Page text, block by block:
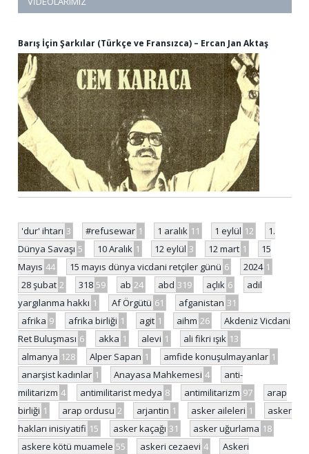
Barış İçin Şarkılar (Türkçe ve Fransızca) – Ercan Jan Aktaş
'dur' ihtarı 3 #refusewar 1 1 aralık 11 1 eylül 12
1.
Dünya Savaşı 5 10 Aralık 1 12 eylül 3 12 mart 1
15
Mayıs 44 15 mayıs dünya vicdani retçiler günü 6 2024 1
28 şubat 2 318 59 ab 24 abd 319 açlık 6
adil
yargılanma hakkı 1 Af Örgütü 61 afganistan 31
afrika 9 afrika birliği 1 agit 1 aihm 26
Akdeniz Vicdani
Ret Buluşması 6 akka 1 alevi 1 ali fikri ışık 13
almanya 128 Alper Sapan 1 amfide konuşulmayanlar 1
anarşist kadınlar 1 Anayasa Mahkemesi 4
anti-
militarizm 4 antimilitarist medya 8 antimilitarizm 97
arap
birliği 1 arap ordusu 2 arjantin 1 asker aileleri 1
asker
hakları inisiyatifi 15 asker kaçağı 31 asker uğurlama 18
askere kötü muamele 55 askeri cezaevi 4
Askeri